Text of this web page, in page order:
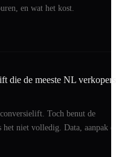
en wat het kost.
die de meeste NL verkopers
Toch benut de
het niet volledig. Data, aanpak